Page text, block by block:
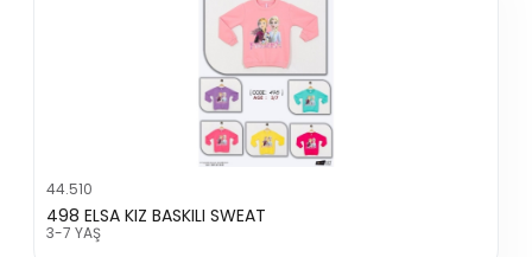
44.510
498 ELSA KIZ BASKILI SWEAT
3-7 YAŞ